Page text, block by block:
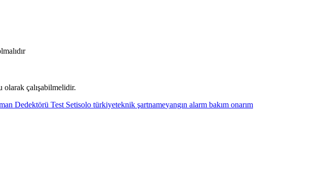
olarak çalışabilmelidir.
Dedektörü Test Setisolo türkiyeteknik şartnameyangın alarm bakım onarım